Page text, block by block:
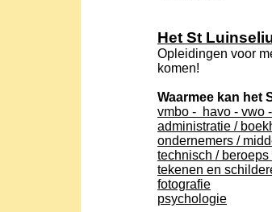
Het St
Opleidingen voor
komen!
Waarmee kan het
vmbo - havo - vwo
administratie /
ondernemers /
technisch /
tekenen en
fotografie
psychologie